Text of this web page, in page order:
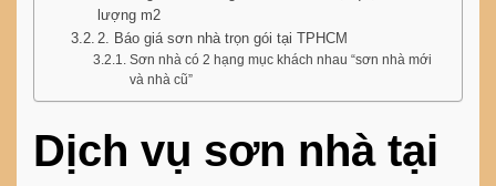
lượng m2
2. Báo giá sơn nhà trọn gói tại TPHCM
Sơn nhà có 2 hạng mục khách nhau “sơn nhà mới
và nhà cũ”
Dịch vụ sơn nhà tại